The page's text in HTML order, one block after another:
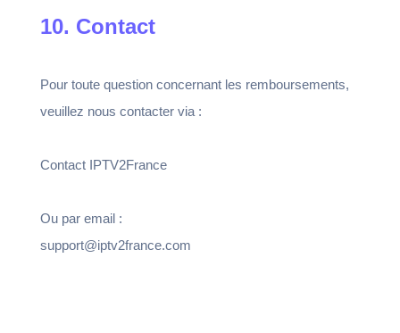
10. Contact
Pour toute question concernant les remboursements,
veuillez nous contacter via :
Contact IPTV2France
Ou par email :
support@iptv2france.com